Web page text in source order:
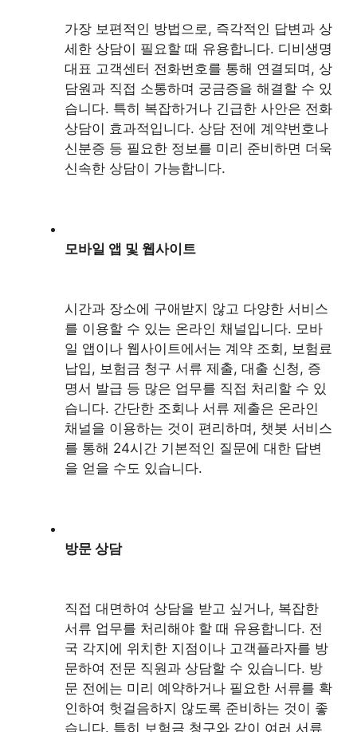
가장 보편적인 방법으로, 즉각적인 답변과 상
세한 상담이 필요할 때 유용합니다. 디비생명
대표 고객센터 전화번호를 통해 연결되며, 상
담원과 직접 소통하며 궁금증을 해결할 수 있
습니다. 특히 복잡하거나 긴급한 사안은 전화
상담이 효과적입니다. 상담 전에 계약번호나
신분증 등 필요한 정보를 미리 준비하면 더욱
신속한 상담이 가능합니다.
모바일 앱 및 웹사이트
시간과 장소에 구애받지 않고 다양한 서비스
를 이용할 수 있는 온라인 채널입니다. 모바
일 앱이나 웹사이트에서는 계약 조회, 보험료
납입, 보험금 청구 서류 제출, 대출 신청, 증
명서 발급 등 많은 업무를 직접 처리할 수 있
습니다. 간단한 조회나 서류 제출은 온라인
채널을 이용하는 것이 편리하며, 챗봇 서비스
를 통해 24시간 기본적인 질문에 대한 답변
을 얻을 수도 있습니다.
방문 상담
직접 대면하여 상담을 받고 싶거나, 복잡한
서류 업무를 처리해야 할 때 유용합니다. 전
국 각지에 위치한 지점이나 고객플라자를 방
문하여 전문 직원과 상담할 수 있습니다. 방
문 전에는 미리 예약하거나 필요한 서류를 확
인하여 헛걸음하지 않도록 준비하는 것이 좋
습니다. 특히 보험금 청구와 같이 여러 서류